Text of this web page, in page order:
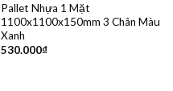
Pallet Nhựa 1 Mặt
1100x1100x150mm 3 Chân Màu
Xanh
530.000₫